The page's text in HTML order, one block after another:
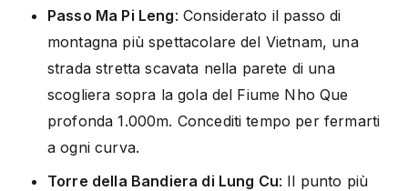
Passo Ma Pi Leng: Considerato il passo di
montagna più spettacolare del Vietnam, una
strada stretta scavata nella parete di una
scogliera sopra la gola del Fiume Nho Que
profonda 1.000m. Concediti tempo per fermarti
a ogni curva.
Torre della Bandiera di Lung Cu: Il punto più